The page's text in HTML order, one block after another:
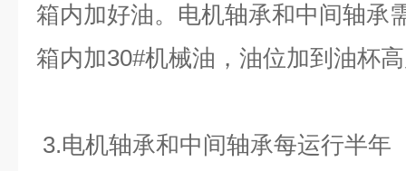
箱内加好油。电机轴承和中间轴承
箱内加30#机械油，油位加到油杯
3.电机轴承和中间轴承每运行半年